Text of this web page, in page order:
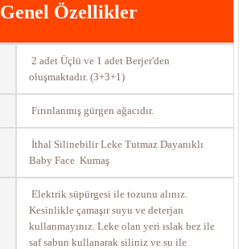
Genel Özellikler
2 adet Üçlü ve 1 adet Berjer'den
oluşmaktadır. (3+3+1)
Fırınlanmış gürgen ağacıdır.
İthal Silinebilir Leke Tutmaz Dayanıklı
Baby Face Kumaş
Elektrik süpürgesi ile tozunu alınız.
Kesinlikle çamaşır suyu ve deterjan
kullanmayınız. Leke olan yeri ıslak bez ile
saf sabun kullanarak siliniz ve su ile